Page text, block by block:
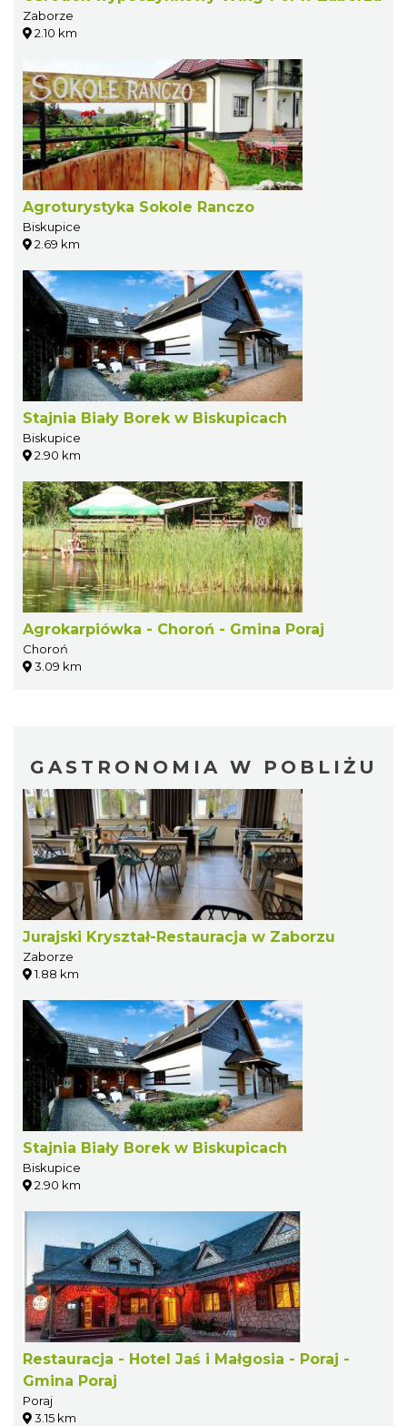
Zaborze
2.10 km
Agroturystyka Sokole Ranczo
Biskupice
2.69 km
Stajnia Biały Borek w Biskupicach
Biskupice
2.90 km
Agrokarpiówka - Choroń - Gmina Poraj
Choroń
3.09 km
GASTRONOMIA W POBLIŻU
Jurajski Kryształ-Restauracja w Zaborzu
Zaborze
1.88 km
Stajnia Biały Borek w Biskupicach
Biskupice
2.90 km
Restauracja - Hotel Jaś i Małgosia - Poraj -
Gmina Poraj
Poraj
3.15 km